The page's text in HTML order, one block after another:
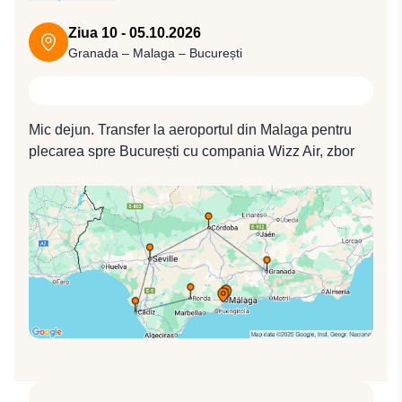
grădinile Generalife. Punctul culminant va fi
Complexul Nasrid, o fantezie nesfârșită și complicată
fină ca o dantelă. Această capodoperă a creativității și
sensibilității maure, a fost comparată cu imaginea
descoperit-o. După-amiază vom avea ocazia de a
vedea de ce Granada este considerată ultimul bastion
al prezenței maure în Andaluzia, căci vom descoperi
multe exemple de arhitectură medievală din perioada
ocupației acesteia într-o plimbare cu însoțitorul de
grup prin centrul istoric al Granadei, unde sunt
monumentele de o importanță deosebită pentru
Ziua 10 - 05.10.2026
Granada – Malaga – București
Mic dejun. Transfer la aeroportul din Malaga pentru
plecarea spre București cu compania Wizz Air, zbor